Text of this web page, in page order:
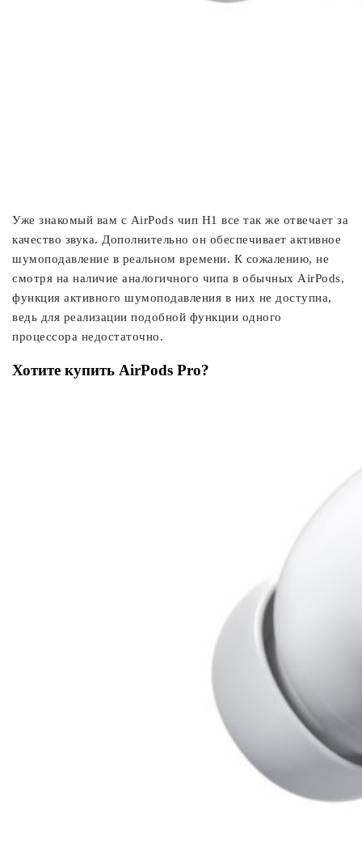
Уже знакомый вам с AirPods чип H1 все так же отвечает за
качество звука. Дополнительно он обеспечивает активное
шумоподавление в реальном времени. К сожалению, не
смотря на наличие аналогичного чипа в обычных AirPods,
функция активного шумоподавления в них не доступна,
ведь для реализации подобной функции одного
процессора недостаточно.
Хотите купить AirPods Pro?